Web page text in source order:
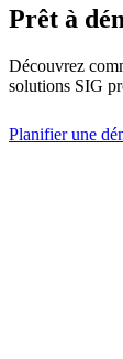
Prêt à
Découvrez
solutions SIG
Planifier une